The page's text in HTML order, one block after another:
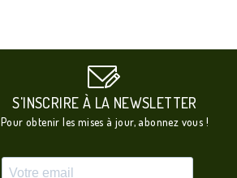
S'INSCRIRE À LA NEWSLETTER
Pour obtenir les mises à jour, abonnez vous !